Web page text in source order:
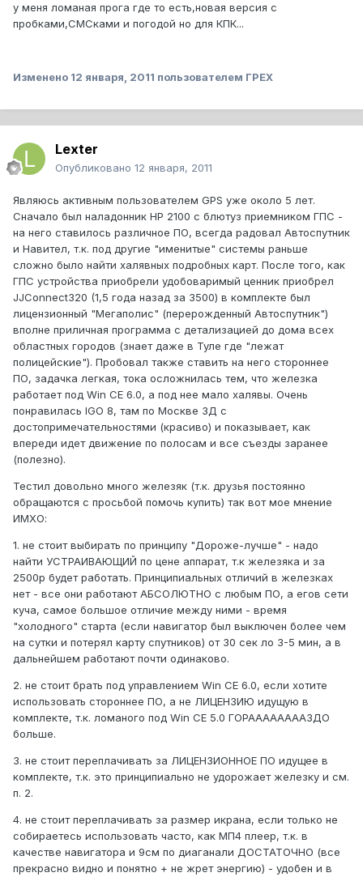
у меня ломаная прога где то есть,новая версия с
пробками,СМСками и погодой но для КПК...
Изменено 12 января, 2011 пользователем ГРЕХ
Lexter
Опубликовано 12 января, 2011
Являюсь активным пользователем GPS уже около 5 лет.
Сначало был наладонник НР 2100 с блютуз приемником ГПС -
на него ставилось различное ПО, всегда радовал Автоспутник
и Навител, т.к. под другие "именитые" системы раньше
сложно было найти халявных подробных карт. После того, как
ГПС устройства приобрели удобоваримый ценник приобрел
JJConnect320 (1,5 года назад за 3500) в комплекте был
лицензионный "Мегаполис" (перерожденный Автоспутник")
вполне приличная программа с детализацией до дома всех
областных городов (знает даже в Туле где "лежат
полицейские"). Пробовал также ставить на него стороннее
ПО, задачка легкая, тока осложнилась тем, что железка
работает под Win CE 6.0, а под нее мало халявы. Очень
понравилась IGO 8, там по Москве 3Д с
достопримечательностями (красиво) и показывает, как
впереди идет движение по полосам и все съезды заранее
(полезно).
Тестил довольно много железяк (т.к. друзья постоянно
обращаются с просьбой помочь купить) так вот мое мнение
ИМХО:
1. не стоит выбирать по принципу "Дороже-лучше" - надо
найти УСТРАИВАЮЩИЙ по цене аппарат, т.к железяка и за
2500р будет работать. Принципиальных отличий в железках
нет - все они работают АБСОЛЮТНО с любым ПО, а егов сети
куча, самое большое отличие между ними - время
"холодного" старта (если навигатор был выключен более чем
на сутки и потерял карту спутников) от 30 сек ло 3-5 мин, а в
дальнейшем работают почти одинаково.
2. не стоит брать под управлением Win СЕ 6.0, если хотите
использовать стороннее ПО, а не ЛИЦЕНЗИЮ идущую в
комплекте, т.к. ломаного под Win CE 5.0 ГОРААААААААЗДО
больше.
3. не стоит переплачивать за ЛИЦЕНЗИОННОЕ ПО идущее в
комплекте, т.к. это принципиально не удорожает железку и см.
п. 2.
4. не стоит переплачивать за размер икрана, если только не
собираетесь использовать часто, как МП4 плеер, т.к. в
качестве навигатора и 9см по диаганали ДОСТАТОЧНО (все
прекрасно видно и понятно + не жрет энергию) - удобен и в